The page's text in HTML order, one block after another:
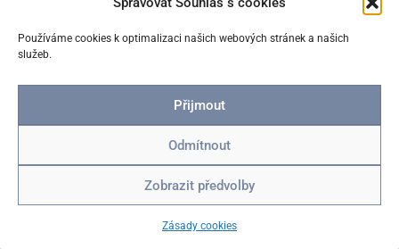
Používáme cookies k optimalizaci našich webových stránek a našich
služeb.
Přijmout
Odmítnout
Zobrazit předvolby
Zásady cookies